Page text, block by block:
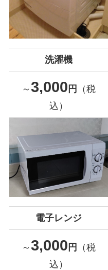
洗濯機
～3,000 円
（税
込）
電子レンジ
～3,000 円
（税
込）